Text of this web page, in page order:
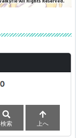
検索 上へ